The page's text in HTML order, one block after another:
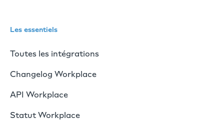
Les essentiels
Toutes les intégrations
Changelog Workplace
API Workplace
Statut Workplace